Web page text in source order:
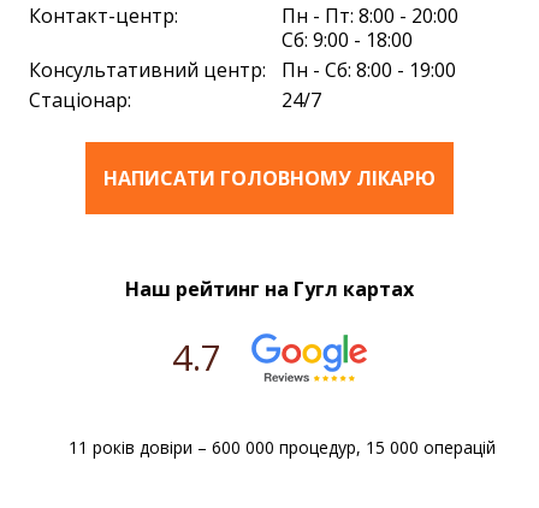
Контакт-центр:
Пн - Пт: 8:00 - 20:00
Сб: 9:00 - 18:00
Консультативний центр:
Пн - Сб: 8:00 - 19:00
Стаціонар:
24/7
НАПИСАТИ ГОЛОВНОМУ ЛІКАРЮ
Наш рейтинг на Гугл картах
4.7
11 років довіри – 600 000 процедур, 15 000 операцій